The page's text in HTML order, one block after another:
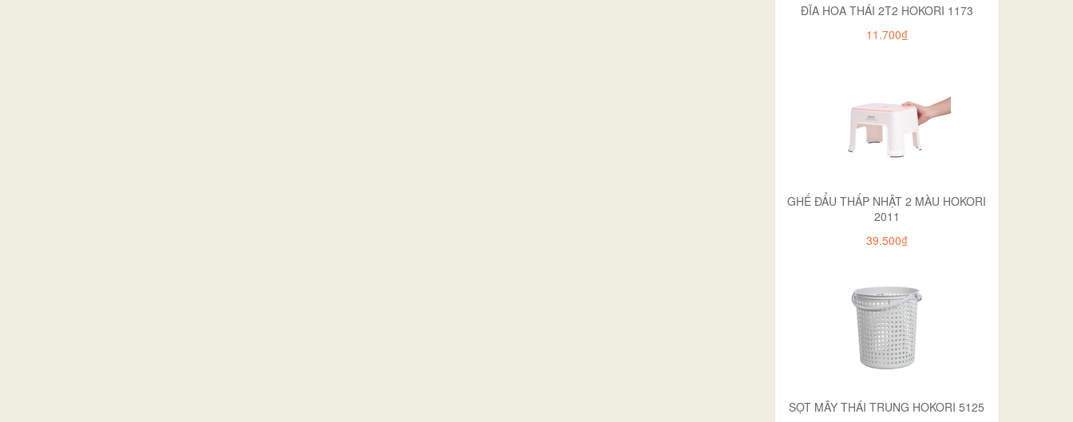
ĐĨA HOA THÁI 2T2 HOKORI 1173
11.700₫
GHẾ ĐẨU THẤP NHẬT 2 MÀU HOKORI
2011
39.500₫
SỌT MÂY THÁI TRUNG HOKORI 5125